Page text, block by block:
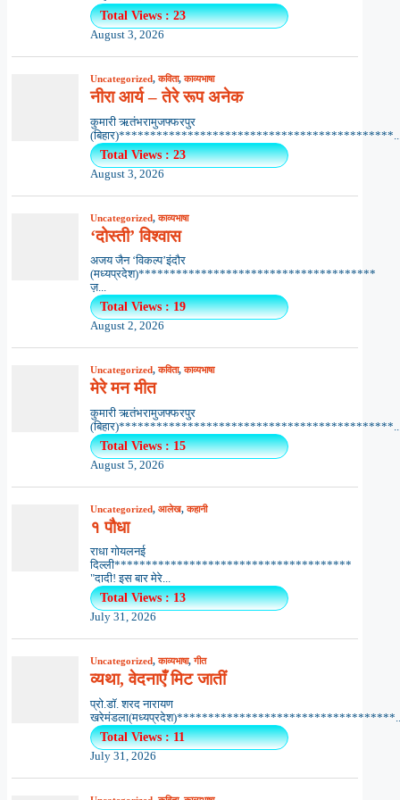
Total Views : 23
August 3, 2026
Uncategorized,कविता,काव्यभाषा
नीरा आर्य – तेरे रूप अनेक
कुमारी ऋतंभरामुजफ्फरपुर
Total Views : 23
August 3, 2026
Uncategorized,काव्यभाषा
‘दोस्ती’ विश्वास
अजय जैन ‘विकल्प’इंदौर
(मध्यप्रदेश)**************************************
ज़...
Total Views : 19
August 2, 2026
Uncategorized,कविता,काव्यभाषा
मेरे मन मीत
कुमारी ऋतंभरामुजफ्फरपुर
Total Views : 15
August 5, 2026
Uncategorized, आलेख,कहानी
१ पौधा
राधा गोयलनई
दिल्ली**************************************
"दादी! इस बार मेरे...
Total Views : 13
July 31, 2026
Uncategorized,काव्यभाषा,गीत
व्यथा, वेदनाएँ मिट जातीं
प्रो.डॉ. शरद नारायण
Total Views : 11
July 31, 2026